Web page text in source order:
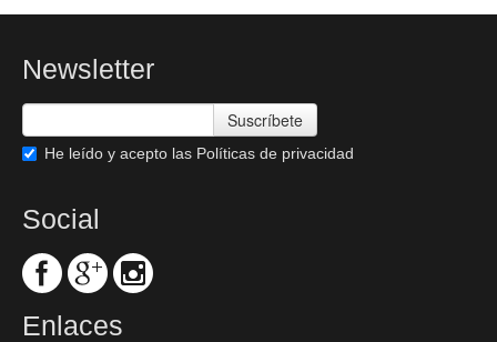
Newsletter
Suscríbete
He leído y acepto las Políticas de privacidad
Social
Enlaces